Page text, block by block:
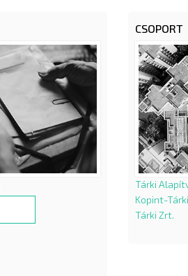
CSOPORT
Tárki
Kopint-
Tárki Zrt.